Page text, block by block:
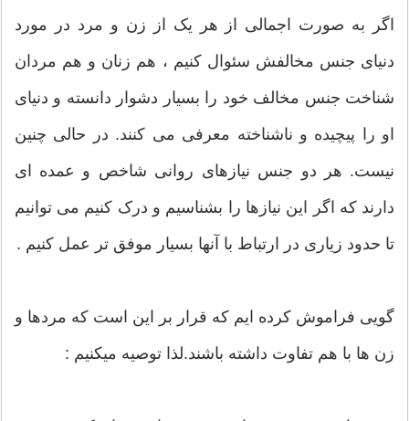
اگر به صورت اجمالی از هر یک از زن و مرد در مورد
دنیای جنس مخالفش سئوال کنیم ، هم زنان و هم مردان
شناخت جنس مخالف خود را بسیار دشوار دانسته و دنیای
او را پیچیده و ناشناخته معرفی می کنند. در حالی چنین
نیست. هر دو جنس نیازهای روانی شاخص و عمده ای
دارند که اگر این نیازها را بشناسیم و درک کنیم می توانیم
تا حدود زیاری در ارتباط با آنها بسیار موفق تر عمل کنیم .
گویی فراموش کرده ایم که قرار بر این است که مردها و
زن ها با هم تفاوت داشته باشند.لذا توصیه میکنیم :